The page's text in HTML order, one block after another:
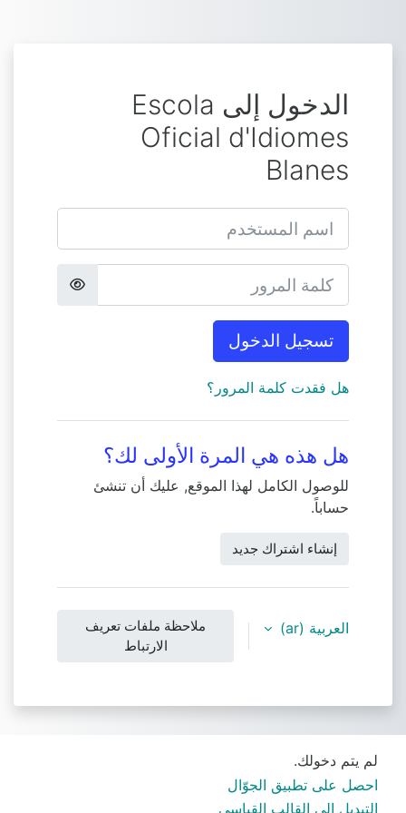
الدخول إلى Escola
Oficial d'Idiomes
Blanes
اسم المستخدم
كلمة المرور
تسجيل الدخول
هل فقدت كلمة المرور؟
هل هذه هي المرة الأولى لك؟
للوصول الكامل لهذا الموقع, عليك أن تنشئ
حساباً.
إنشاء اشتراك جديد
العربية ‎(ar)‎
ملاحظة ملفات تعريف
الارتباط
لم يتم دخولك.
احصل على تطبيق الجوّال
التبديل إلى القالب القياسي